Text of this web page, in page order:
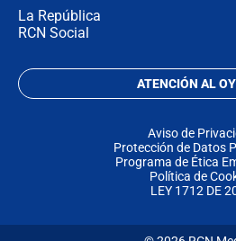
La República
RCN Social
ATENCIÓN AL
Aviso de
Protección de Datos
Programa de Ética
Política de
LEY 1712 DE